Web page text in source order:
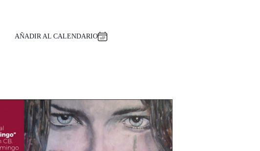
AÑADIR AL CALENDARIO